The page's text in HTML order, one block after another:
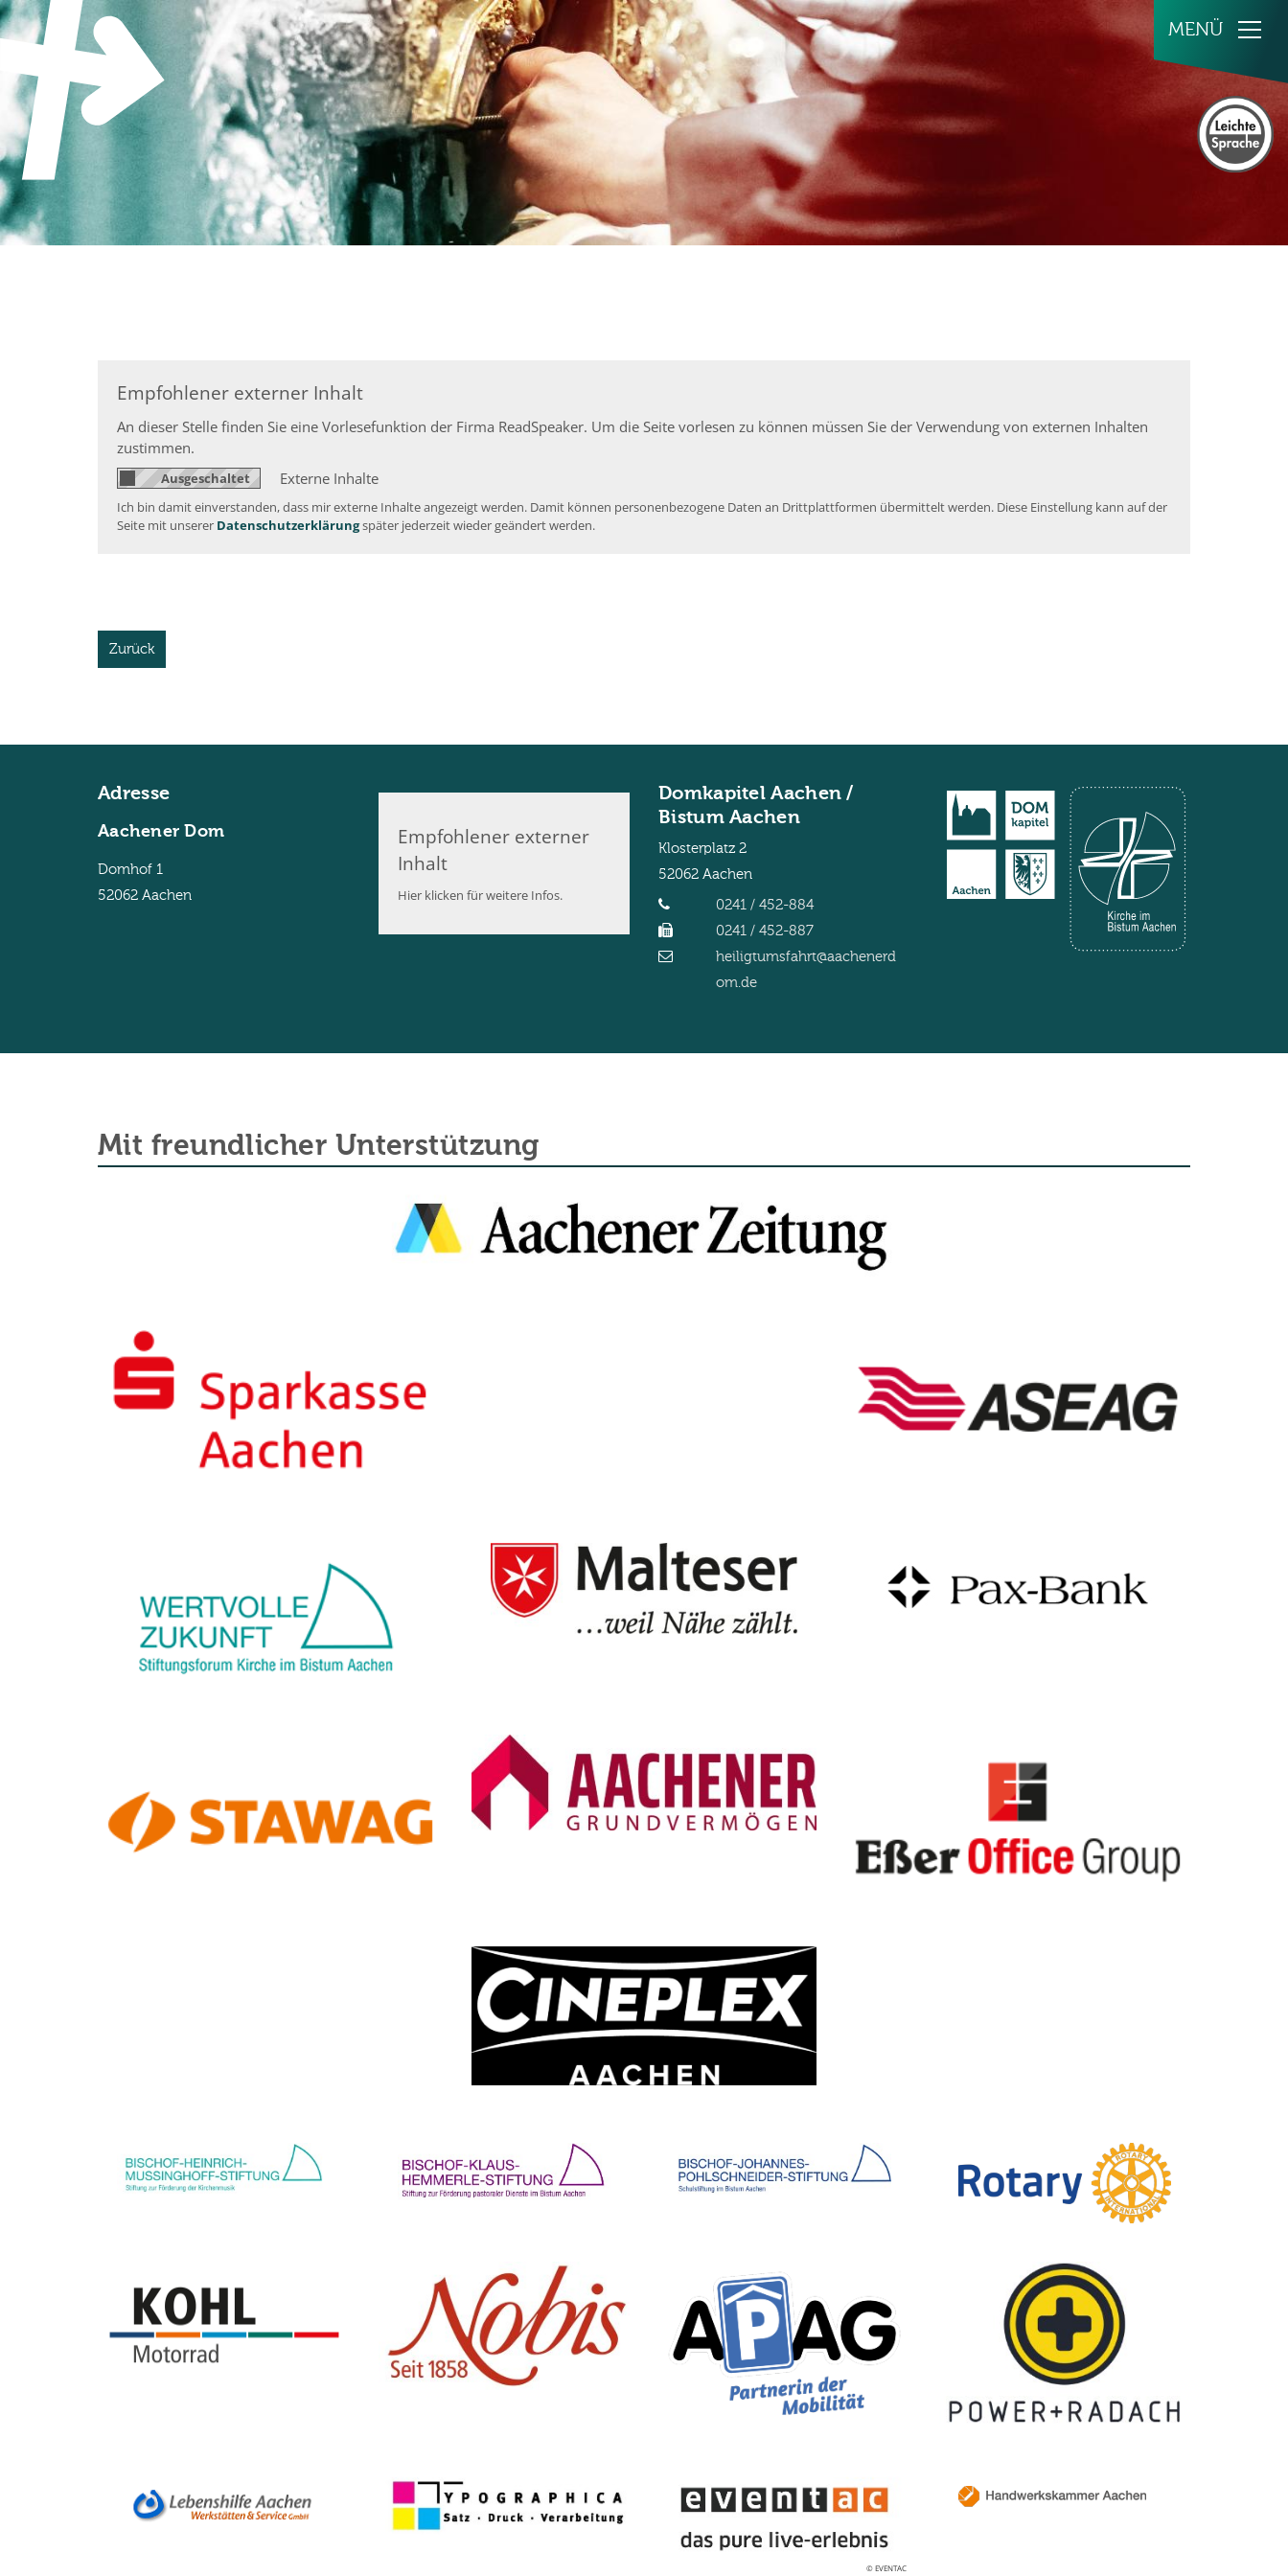
Zum Inhalt springen
Empfohlener externer Inhalt
An dieser Stelle finden Sie eine Vorlesefunktion der Firma ReadSpeaker. Um die Seite vorlesen zu können müssen Sie der Verwendung von externen Inhalten
zustimmen.
Externe Inhalte
Ich bin damit einverstanden, dass mir externe Inhalte angezeigt werden. Damit können personenbezogene Daten an Drittplattformen übermittelt werden. Diese Einstellung kann auf der
Seite mit unserer Datenschutzerklärungspäter jederzeit wieder geändert werden.
Zurück
Adresse
Aachener Dom
Domhof 1
52062 Aachen
Empfohlener externer
Inhalt
Hier klicken für weitere Infos.
Domkapitel Aachen /
Bistum Aachen
Klosterplatz 2
52062 Aachen
0241 / 452-884
0241 / 452-887
heiligtumsfahrt@aachenerd
om.de
Mit freundlicher Unterstützung
© EVENTAC